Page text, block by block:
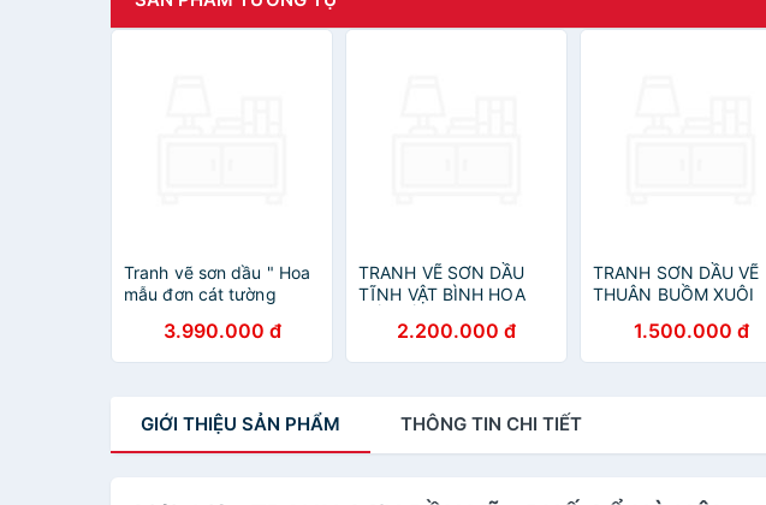
Tranh vẽ sơn dầu " Hoa
mẫu đơn cát tường
3.990.000 đ
TRANH VẼ SƠN DẦU
TĨNH VẬT BÌNH HOA
2.200.000 đ
TRANH SƠN DẦU VẼ
THUÂN BUỒM XUÔI
1.500.000 đ
GIỚI THIỆU SẢN PHẨM THÔNG TIN CHI TIẾT